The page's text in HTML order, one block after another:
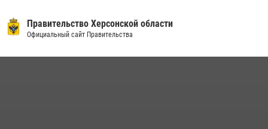
Правительство Херсонской области
Официальный сайт Правительства